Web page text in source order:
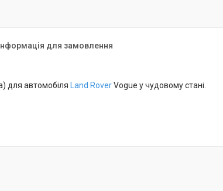
для замовлення
для автомобіля Land RoverVogue у чудовому стані.